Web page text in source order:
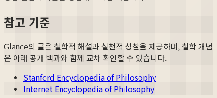
참고 기준
Glance의 글은 철학적 해설과 실천적 성찰을 제공하며, 철학 개념
은 아래 공개 백과와 함께 교차 확인할 수 있습니다.
Stanford Encyclopedia of Philosophy
Internet Encyclopedia of Philosophy